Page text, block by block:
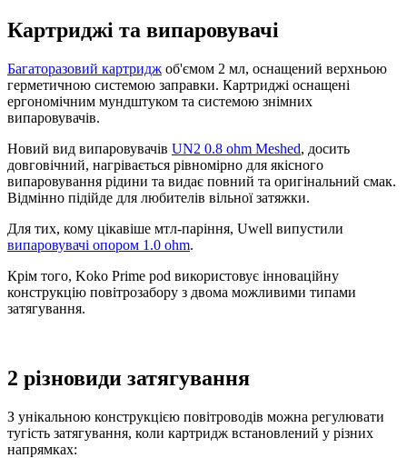
Картриджі та випаровувачі
Багаторазовий картридж об'ємом 2 мл, оснащений верхньою
герметичною системою заправки. Картриджі оснащені
ергономічним мундштуком та системою знімних
випаровувачів.
Новий вид випаровувачів UN2 0.8 ohm Meshed, досить
довговічний, нагрівається рівномірно для якісного
випаровування рідини та видає повний та оригінальний смак.
Відмінно підійде для любителів вільної затяжки.
Для тих, кому цікавіше мтл-паріння, Uwell випустили
випаровувачі опором 1.0 ohm.
Крім того, Koko Prime pod використовує інноваційну
конструкцію повітрозабору з двома можливими типами
затягування.
2 різновиди затягування
З унікальною конструкцією повітроводів можна регулювати
тугість затягування, коли картридж встановлений у різних
напрямках: